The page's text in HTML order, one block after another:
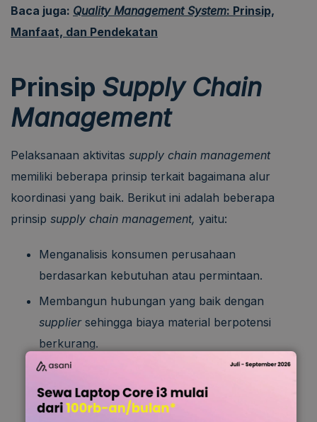
Baca juga: Quality Management System: Prinsip,
Manfaat, dan Pendekatan
Prinsip Supply Chain
Management
Pelaksanaan aktivitas supply chain management
memiliki beberapa prinsip terkait bagaimana alur
koordinasi yang baik. Berikut ini adalah beberapa
prinsip supply chain management, yaitu:
Menganalisis konsumen perusahaan
berdasarkan kebutuhan atau permintaan.
Membangun hubungan yang baik dengan
suppliersehingga biaya material berpotensi
berkurang.
Memanfaatkan teknologi informasi dalam
produksi, distribusi, pemasaran, hingga evaluasi
kinerja SCM.